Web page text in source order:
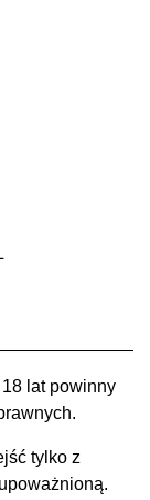
18 lat powinny
tylko z